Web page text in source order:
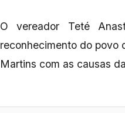
O vereador Teté
reconhecimento do povo
Martins com as causas